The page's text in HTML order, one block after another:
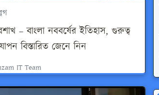
– বাংলা নববর্ষের ইতিহাস, গুরুত্ব
বিস্তারিত জেনে নিন
IT Team